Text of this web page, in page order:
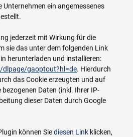
Unternehmen ein angemessenes
jederzeit mit Wirkung für die
sie das unter dem folgenden Link
herunterladen und installieren:
gaoptout?hl=de. Hierdurch
das Cookie erzeugten und auf
Daten (inkl. Ihrer IP-
dieser Daten durch Google
können Siediesen Link klicken,